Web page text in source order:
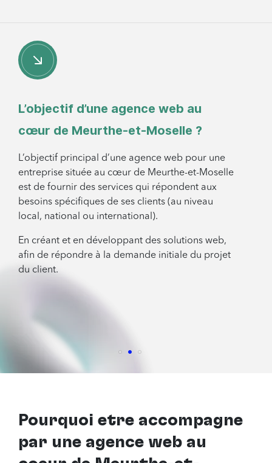
L’objectif d’une agence web au
cœur de Meurthe-et-Moselle ?
L’objectif principal d’une agence web pour une
entreprise située au cœur de Meurthe-et-Moselle
est de fournir des services qui répondent aux
besoins spécifiques de ses clients (au niveau
local, national ou international).
En créant et en développant des solutions web,
afin de répondre à la demande initiale du projet
du client.
Pourquoi être accompagné
par une agence web au